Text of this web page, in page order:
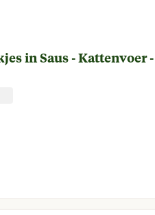
in Saus - Kattenvoer -
€ 13,56